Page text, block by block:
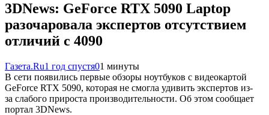
3DNews: GeForce RTX 5090 Laptop
разочаровала экспертов отсутствием
отличий с 4090
Газета.Ru1 год спустя01 минуты
В сети появились первые обзоры ноутбуков с видеокартой
GeForce RTX 5090, которая не смогла удивить экспертов из-
за слабого прироста производительности. Об этом сообщает
портал 3DNews.